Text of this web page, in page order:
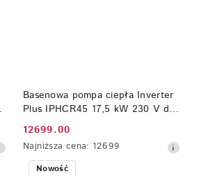
Basenowa pompa ciepła Inverter
Plus IPHCR45 17,5 kW 230 V do
poj. 75 m3 Fairland
Cena
promocyjna:
12699.00
Najniższa
cena
Najniższa cena: 12699
DO KOSZYKA
Nowość